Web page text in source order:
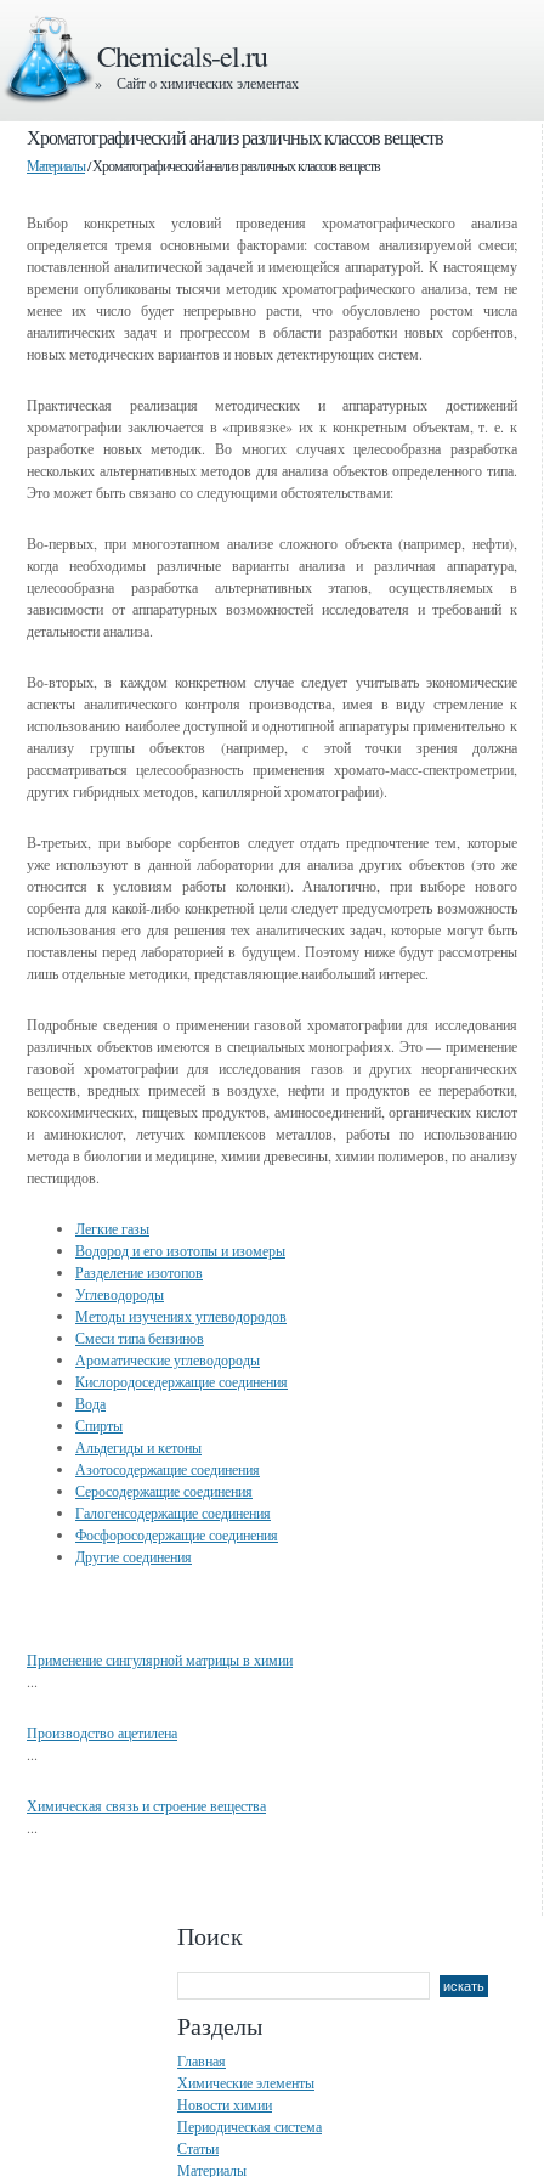
Chemicals-el.ru
» Сайт о химических элементах
Хроматографический анализ различных классов веществ
Материалы/ Хроматографический анализ различных классов веществ
Выбор конкретных условий проведения хроматографического анализа
определяется тремя основными факторами: составом анализируемой смеси;
поставленной аналитической задачей и имеющейся аппаратурой. К настоящему
времени опубликованы тысячи методик хроматографического анализа, тем не
менее их число будет непрерывно расти, что обусловлено ростом числа
аналитических задач и прогрессом в области разработки новых сорбентов,
новых методических вариантов и новых детектирующих систем.
Практическая реализация методических и аппаратурных достижений
хроматографии заключается в «привязке» их к конкретным объектам, т. е. к
разработке новых методик. Во многих случаях целесообразна разработка
нескольких альтернативных методов для анализа объектов определенного типа.
Это может быть связано со следующими обстоятельствами:
Во-первых, при многоэтапном анализе сложного объекта (например, нефти),
когда необходимы различные варианты анализа и различная аппаратура,
целесообразна разработка альтернативных этапов, осуществляемых в
зависимости от аппаратурных возможностей исследователя и требований к
детальности анализа.
Во-вторых, в каждом конкретном случае следует учитывать экономические
аспекты аналитического контроля производства, имея в виду стремление к
использованию наиболее доступной и однотипной аппаратуры применительно к
анализу группы объектов (например, с этой точки зрения должна
рассматриваться целесообразность применения хромато-масс-спектрометрии,
других гибридных методов, капиллярной хроматографии).
В-третьих, при выборе сорбентов следует отдать предпочтение тем, которые
уже используют в данной лаборатории для анализа других объектов (это же
относится к условиям работы колонки). Аналогично, при выборе нового
сорбента для какой-либо конкретной цели следует предусмотреть возможность
использования его для решения тех аналитических задач, которые могут быть
поставлены перед лабораторией в будущем. Поэтому ниже будут рассмотрены
лишь отдельные методики, представляющие.наибольший интерес.
Подробные сведения о применении газовой хроматографии для исследования
различных объектов имеются в специальных монографиях. Это — применение
газовой хроматографии для исследования газов и других неорганических
веществ, вредных примесей в воздухе, нефти и продуктов ее переработки,
коксохимических, пищевых продуктов, аминосоединений, органических кислот
и аминокислот, летучих комплексов металлов, работы по использованию
метода в биологии и медицине, химии древесины, химии полимеров, по анализу
пестицидов.
Легкие газы
Водород и его изотопы и изомеры
Разделение изотопов
Углеводороды
Методы изучениях углеводородов
Смеси типа бензинов
Ароматические углеводороды
Кислородоседержащие соединения
Вода
Спирты
Альдегиды и кетоны
Азотосодержащие соединения
Серосодержащие соединения
Галогенсодержащие соединения
Фосфоросодержащие соединения
Другие соединения
Применение сингулярной матрицы в химии
...
Производство ацетилена
...
Химическая связь и строение вещества
...
Поиск
Разделы
Главная
Химические элементы
Новости химии
Периодическая система
Статьи
Материалы